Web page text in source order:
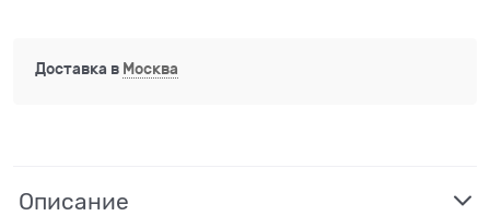
Доставка в Москва
Описание